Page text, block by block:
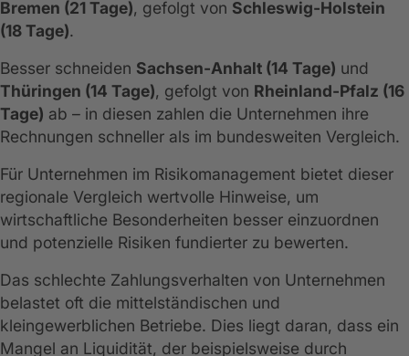
Bremen (21 Tage), gefolgt von Schleswig‑Holstein
(18 Tage).
Besser schneiden Sachsen‑Anhalt (14 Tage) und
Thüringen (14 Tage), gefolgt von Rheinland‑Pfalz (16
Tage) ab – in diesen zahlen die Unternehmen ihre
Rechnungen schneller als im bundesweiten Vergleich.
Für Unternehmen im Risikomanagement bietet dieser
regionale Vergleich wertvolle Hinweise, um
wirtschaftliche Besonderheiten besser einzuordnen
und potenzielle Risiken fundierter zu bewerten.
Das schlechte Zahlungsverhalten von Unternehmen
belastet oft die mittelständischen und
kleingewerblichen Betriebe. Dies liegt daran, dass ein
Mangel an Liquidität, der beispielsweise durch